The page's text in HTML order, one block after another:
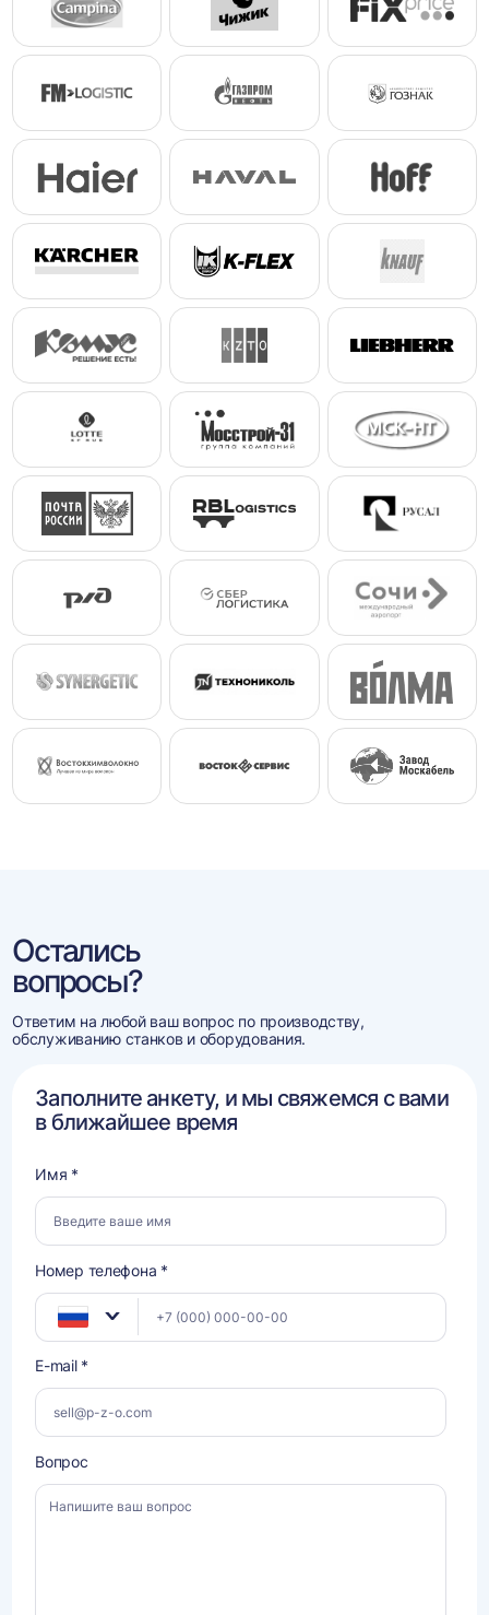
Остались
вопросы?
Ответим на любой ваш вопрос по производству,
обслуживанию станков и оборудования.
Заполните анкету, и мы свяжемся с вами
в ближайшее время
Имя *
Номер телефона *
E-mail *
Вопрос